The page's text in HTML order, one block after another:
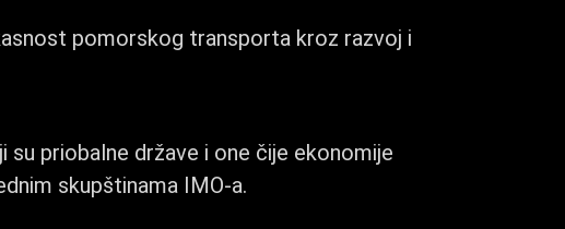
pomorskog transporta kroz razvoj i
priobalne države i one čije ekonomije
skupštinama IMO-a.